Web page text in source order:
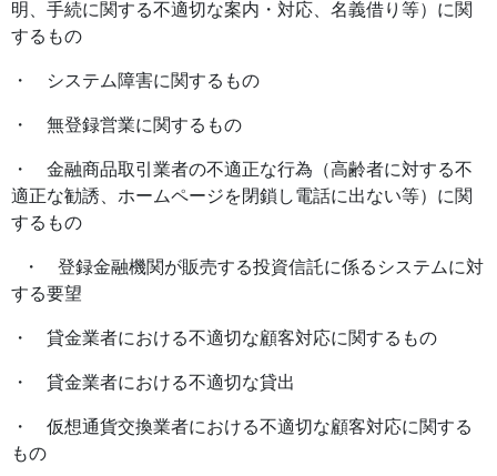
明、手続に関する不適切な案内・対応、名義借り等）に関
するもの
・ システム障害に関するもの
・ 無登録営業に関するもの
・ 金融商品取引業者の不適正な行為（高齢者に対する不
適正な勧誘、ホームページを閉鎖し電話に出ない等）に関
するもの
・ 登録金融機関が販売する投資信託に係るシステムに対
する要望
・ 貸金業者における不適切な顧客対応に関するもの
・ 貸金業者における不適切な貸出
・ 仮想通貨交換業者における不適切な顧客対応に関する
もの